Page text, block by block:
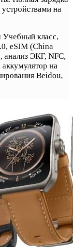
на
Учебный класс,
eSIM (China
ЭКГ, NFC,
на
Beidou,